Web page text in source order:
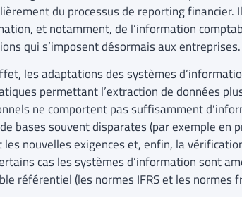
du processus de reporting
et notamment, de l’information
qui s’imposent désormais aux entreprises.
les adaptations des systèmes
permettant l’extraction de données
ne comportent pas suffisamment
bases souvent disparates (par exemple en
les nouvelles exigences et, enfin, la
cas les systèmes d’information sont
référentiel (les normes IFRS et les normes